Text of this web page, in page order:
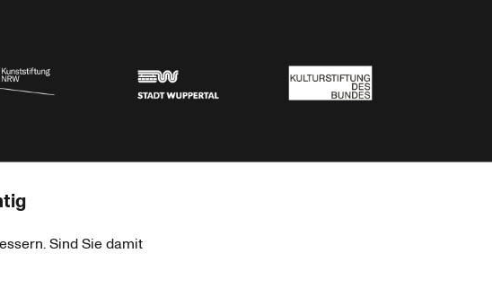
Institut
Sind Sie damit